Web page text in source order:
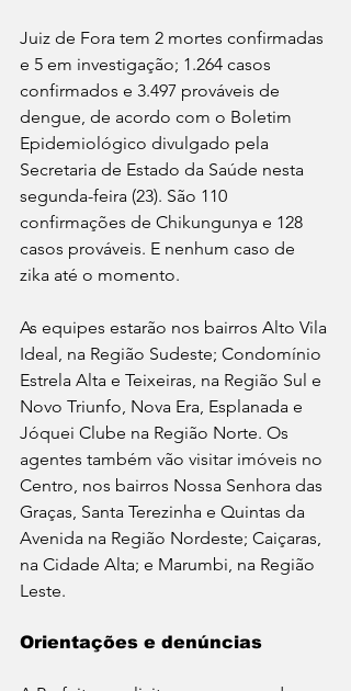
Juiz de Fora tem 2 mortes confirmadas
e 5 em investigação; 1.264 casos
confirmados e 3.497 prováveis de
dengue, de acordo com o Boletim
Epidemiológico divulgado pela
Secretaria de Estado da Saúde nesta
segunda-feira (23). São 110
confirmações de Chikungunya e 128
casos prováveis. E nenhum caso de
zika até o momento.
As equipes estarão nos bairros Alto Vila
Ideal, na Região Sudeste; Condomínio
Estrela Alta e Teixeiras, na Região Sul e
Novo Triunfo, Nova Era, Esplanada e
Jóquei Clube na Região Norte. Os
agentes também vão visitar imóveis no
Centro, nos bairros Nossa Senhora das
Graças, Santa Terezinha e Quintas da
Avenida na Região Nordeste; Caiçaras,
na Cidade Alta; e Marumbi, na Região
Leste.
Orientações e denúncias